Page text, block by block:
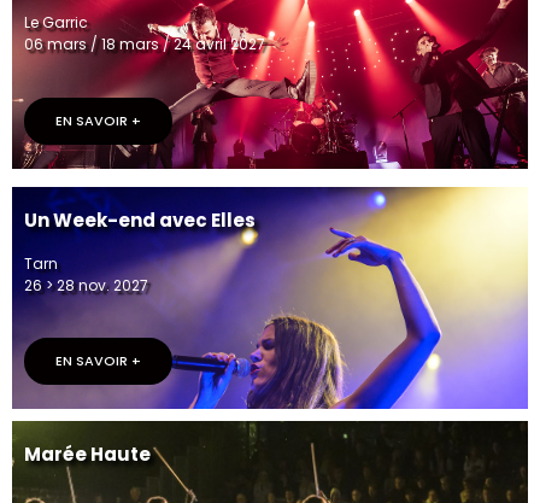
Le Garric
06 mars / 18 mars / 24 avril 2027
EN SAVOIR +
Un Week-end avec Elles
Tarn
26 > 28 nov. 2027
EN SAVOIR +
Marée Haute